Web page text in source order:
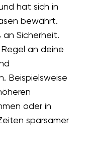
hat sich in
bewährt.
an Sicherheit.
an deine
Beispielsweise
oder in
sparsamer